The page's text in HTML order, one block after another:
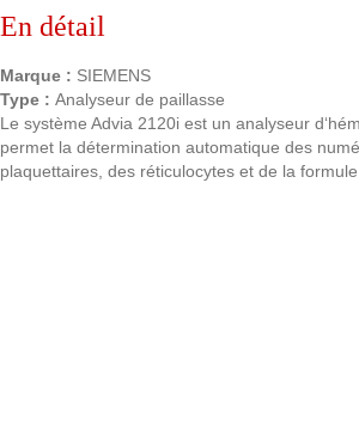
En détail
Marque : SIEMENS
Type : Analyseur de paillasse
Le système Advia 2120i est un analyseur
permet la détermination automatique des
plaquettaires, des réticulocytes et de la formule